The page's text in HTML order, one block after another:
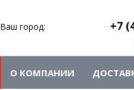
Ваш город: +7
О КОМПАНИИ